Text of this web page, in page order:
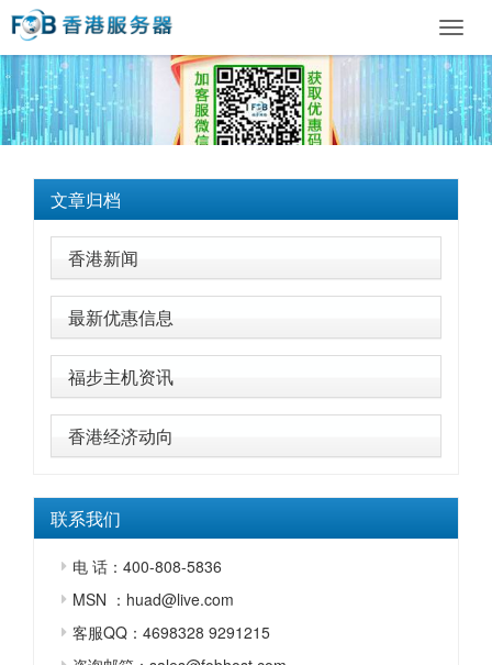
文章归档
香港新闻
最新优惠信息
福步主机资讯
香港经济动向
联系我们
电 话：400-808-5836
MSN ：huad@live.com
客服QQ：4698328 9291215